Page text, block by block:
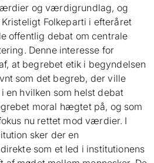
og værdigrundlag, og
Folkeparti i efteråret
offentlig debat om centrale
Denne interesse for
at begrebet etik i begyndelsen
som det begreb, der ville
en hvilken som helst debat
moral hægtet på, og som
nu rettet mod værdier. I
sker der en
som et led i institutionens